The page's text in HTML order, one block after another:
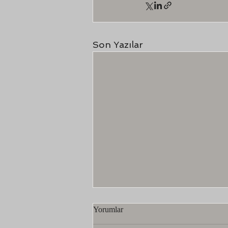
Son Yazılar
Geçmişten Günümüze
Fizyoterapi
Yorumlar